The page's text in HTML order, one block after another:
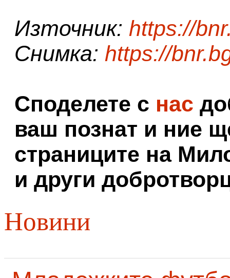
Източник: https://
Снимка: https://
Споделете с нас
ваш познат и ние
страниците на
и други
Новини